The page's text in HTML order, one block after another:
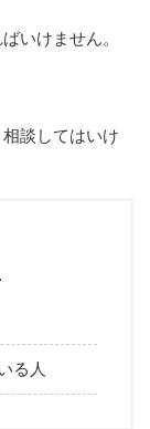
いけません。
談してはいけ
る人